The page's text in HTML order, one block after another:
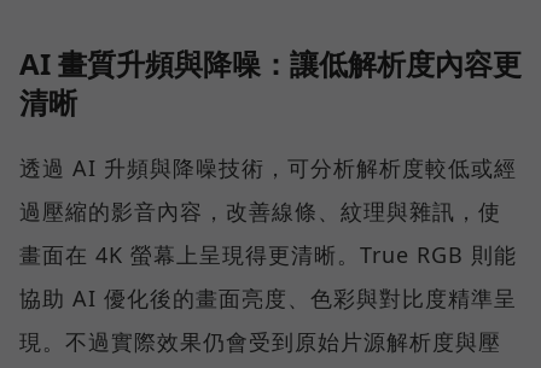
AI 畫質升頻與降噪：讓低解析度內容更
清晰
透過 AI 升頻與降噪技術，可分析解析度較低或經
過壓縮的影音內容，改善線條、紋理與雜訊，使
畫面在 4K 螢幕上呈現得更清晰。True RGB 則能
協助 AI 優化後的畫面亮度、色彩與對比度精準呈
現。不過實際效果仍會受到原始片源解析度與壓